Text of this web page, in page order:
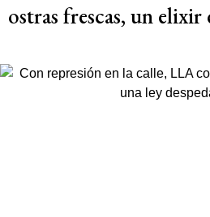
ostras frescas, un elixir